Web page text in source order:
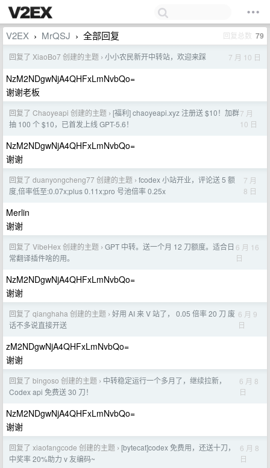
V2EX › MrQSJ › 全部回复 回复总数 79
回复了 XiaoBo7 创建的主题 › 小小农民新开中转站，欢迎来踩 7 月 10 日
NzM2NDgwNjA4QHFxLmNvbQo=
谢谢老板
回复了 Chaoyeapi 创建的主题 › [福利] chaoyeapi.xyz 注册送 $10！加群
抽 100 个 $10，已首发上线 GPT-5.6！
7 月
10 日
NzM2NDgwNjA4QHFxLmNvbQo=
谢谢
回复了 duanyongcheng77 创建的主题 › fcodex 小站开业，评论送 5 额
度,倍率低至:0.07x;plus 0.11x;pro 号池倍率 0.25x
7 月
8 日
Merlin
谢谢
回复了 VibeHex 创建的主题 › GPT 中转。送一个月 12 刀额度。适合日
常翻译插件啥的用。
6 月 16
日
NzM2NDgwNjA4QHFxLmNvbQo=
谢谢
回复了 qianghaha 创建的主题 › 好用 AI 来 V 站了， 0.05 倍率 20 刀 废
话不多说直接开送
6 月 9
日
zM2NDgwNjA4QHFxLmNvbQo=
谢谢
回复了 bingoso 创建的主题 › 中转稳定运行一个多月了，继续拉新，
Codex api 免费送 30 刀！
6 月 8
日
NzM2NDgwNjA4QHFxLmNvbQo=
谢谢
回复了 xiaofangcode 创建的主题 › [bytecat]codex 免费用，还送十刀，
中奖率 20%助力 v 友编码~
6 月 8
日